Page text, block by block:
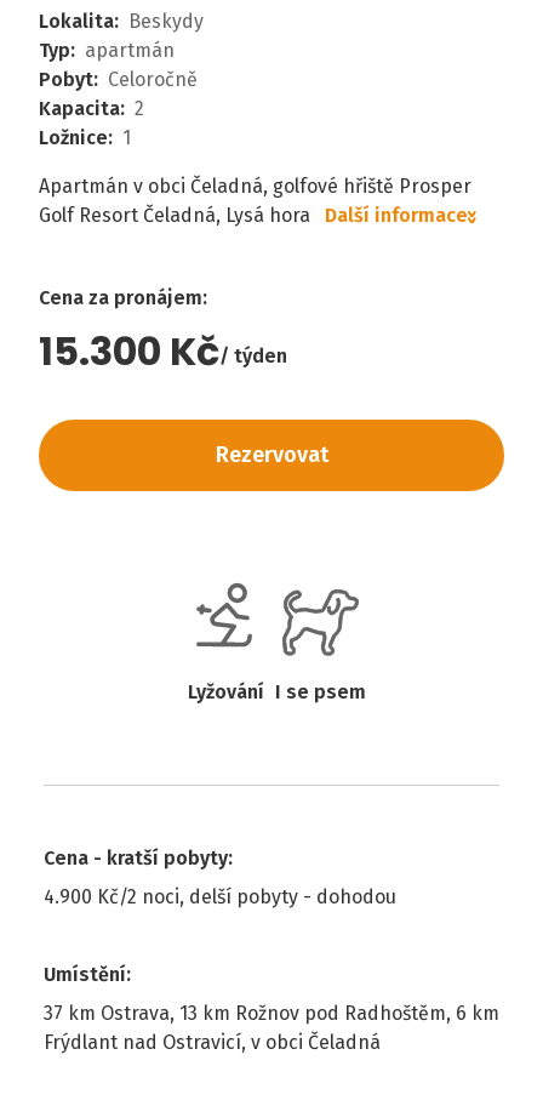
Lokalita: Beskydy
Typ: apartmán
Pobyt: Celoročně
Kapacita: 2
Ložnice: 1
Apartmán v obci Čeladná, golfové hřiště Prosper
Golf Resort Čeladná, Lysá hora
Další informace
Cena za pronájem:
15.300 Kč týden
Rezervovat
Lyžování I se psem
Cena - kratší pobyty:
4.900 Kč/2 noci, delší pobyty - dohodou
Umístění:
37 km Ostrava, 13 km Rožnov pod Radhoštěm, 6 km
Frýdlant nad Ostravicí, v obci Čeladná